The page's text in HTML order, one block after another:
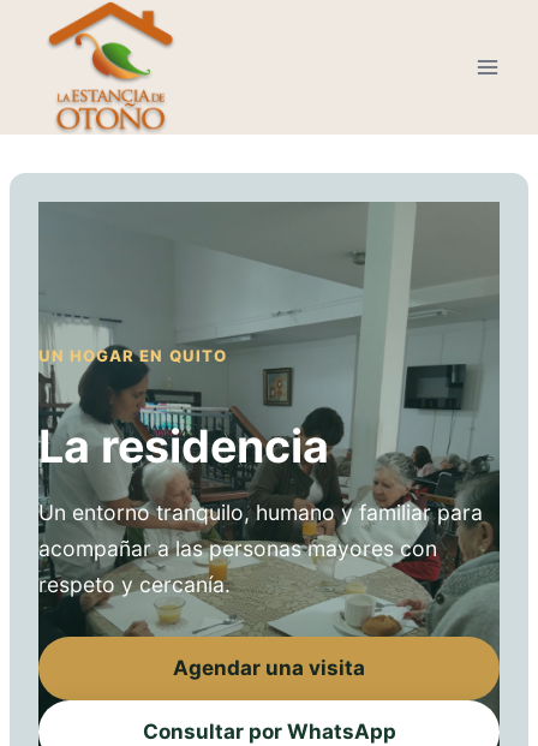
UN HOGAR EN QUITO
La residencia
Un entorno tranquilo, humano y familiar para
acompañar a las personas mayores con
respeto y cercanía.
Agendar una visita
Consultar por WhatsApp